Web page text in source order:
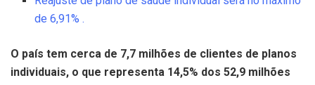
de 6,91% .
O país tem cerca de 7,7 milhões de clientes de planos
individuais, o que representa 14,5% dos 52,9 milhões